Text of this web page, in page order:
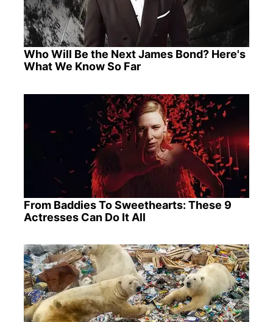
Who Will Be the Next James Bond? Here's
What We Know So Far
From Baddies To Sweethearts: These 9
Actresses Can Do It All